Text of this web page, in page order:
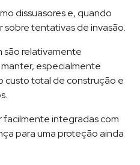
dissuasores e, quando
tentativas de invasão.
são relativamente
especialmente
custo total de construção e
facilmente integradas com
para uma proteção ainda